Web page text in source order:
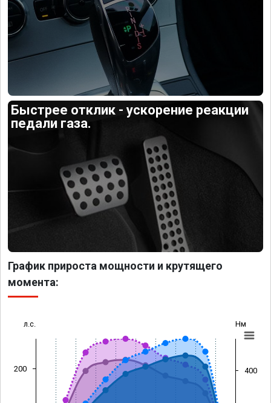
Быстрее отклик - ускорение реакции
педали газа.
График прироста мощности и крутящего
момента:
л.с. Нм
200 400